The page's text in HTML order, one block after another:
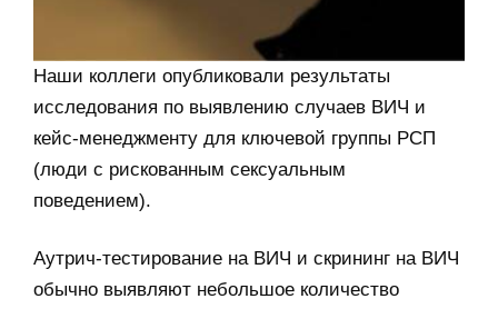
Наши коллеги опубликовали результаты
исследования по выявлению случаев ВИЧ и
кейс-менеджменту для ключевой группы РСП
(люди с рискованным сексуальным
поведением).
Аутрич-тестирование на ВИЧ и скрининг на ВИЧ
обычно выявляют небольшое количество